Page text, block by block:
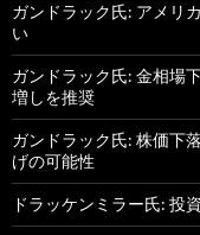
ガンドラック氏: アメリ
い
ガンドラック氏: 金相場
増しを推奨
ガンドラック氏: 株価下
げの可能性
ドラッケンミラー氏: 投